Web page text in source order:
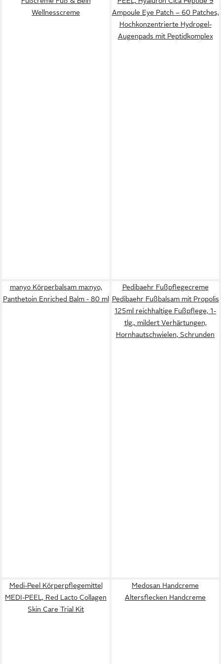
Wellnesscreme
Ampoule Eye Patch – 60 Patches,
Hochkonzentrierte Hydrogel-
Augenpads mit Peptidkomplex
manyo Körperbalsam ma:nyo,
Panthetoin Enriched Balm - 80 ml
Pedibaehr Fußpflegecreme
Pedibaehr Fußbalsam mit Propolis
125ml reichhaltige Fußpflege, 1-
tlg., mildert Verhärtungen,
Hornhautschwielen, Schrunden
Medi-Peel Körperpflegemittel
MEDI-PEEL, Red Lacto Collagen
Skin Care Trial Kit
Medosan Handcreme
Altersflecken Handcreme